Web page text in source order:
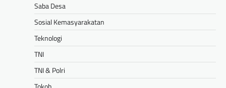
Saba Desa
Sosial Kemasyarakatan
Teknologi
TNI
TNI & Polri